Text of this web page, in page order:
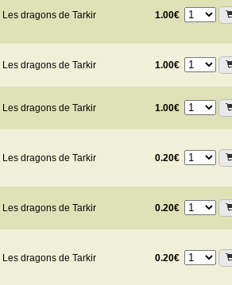
Les dragons de Tarkir 1.00€
Les dragons de Tarkir 1.00€
Les dragons de Tarkir 1.00€
Les dragons de Tarkir 0.20€
Les dragons de Tarkir 0.20€
Les dragons de Tarkir 0.20€